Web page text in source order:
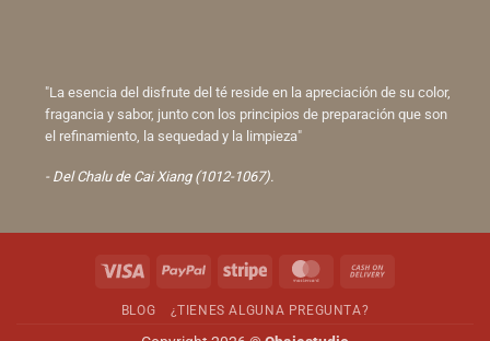
"La esencia del disfrute del té reside en la apreciación de su color,
fragancia y sabor, junto con los principios de preparación que son
el refinamiento, la sequedad y la limpieza"
- Del Chalu de Cai Xiang (1012-1067).
Visa PayPal Stripe MasterCard
BLOG ¿TIENES ALGUNA PREGUNTA?